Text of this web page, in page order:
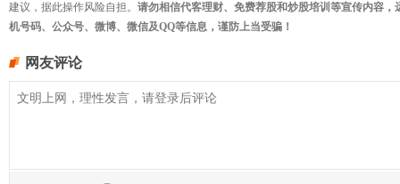
建议，据此操作风险自担。 请勿相信代客理财、免费荐股和炒股培训等宣传内容
机号码、公众号、微博、微信及QQ等信息，谨防上当受骗！
网友评论